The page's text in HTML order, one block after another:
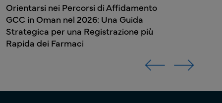
nei Percorsi di Affidamento
nel 2026: Una Guida
per una Registrazione più
Farmaci